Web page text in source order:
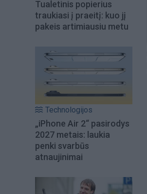
Tualetinis popierius
traukiasi į praeitį: kuo jį
pakeis artimiausiu metu
Technologijos
„iPhone Air 2“ pasirodys
2027 metais: laukia
penki svarbūs
atnaujinimai